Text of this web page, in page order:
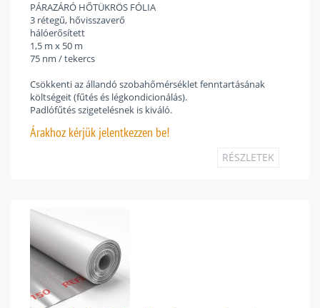
PÁRAZÁRÓ HŐTÜKRÖS FÓLIA
3 rétegű, hővisszaverő
hálóerősített
1,5 m x 50 m
75 nm / tekercs
Csökkenti az állandó szobahőmérséklet fenntartásának
költségeit (fűtés és légkondicionálás).
Padlófűtés szigetelésnek is kiváló.
Árakhoz kérjük jelentkezzen be!
RÉSZLETEK